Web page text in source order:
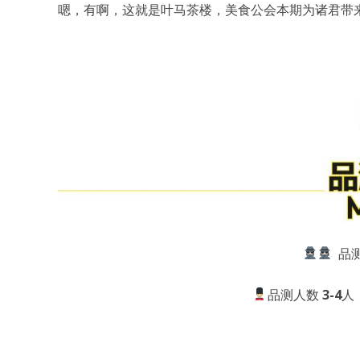
嗯，有啊，这就是叶马茶楼，美食公会本期为诸君带
品
品测人数 3-4